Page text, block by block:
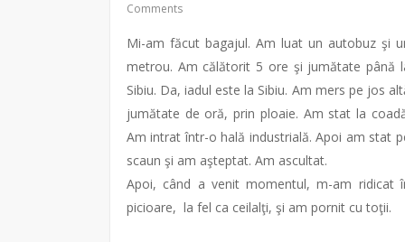
Comments
Mi-am făcut bagajul. Am luat un autobuz şi
metrou. Am călătorit 5 ore şi jumătate până
Sibiu. Da, iadul este la Sibiu. Am mers pe jos
jumătate de oră, prin ploaie. Am stat la
Am intrat într-o hală industrială. Apoi am stat
scaun şi am aşteptat. Am ascultat.
Apoi, când a venit momentul, m-am ridicat
picioare, la fel ca ceilalţi, şi am pornit cu toţii.